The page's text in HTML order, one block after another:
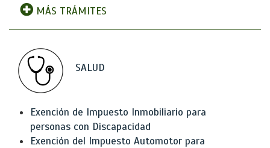
MÁS TRÁMITES
SALUD
Exención de Impuesto Inmobiliario para
personas con Discapacidad
Exención del Impuesto Automotor para